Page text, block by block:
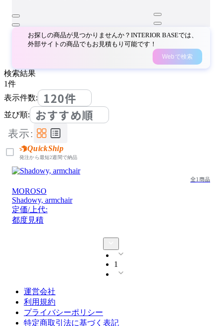
お探しの商品が見つかりませんか？INTERIOR BASEでは、
外部サイトの商品でもお見積もり可能です！
Webで検索
検索結果
1件
表示件数:
120件
並び順: おすすめ順
表示:
QuickShip
発注から最短2週間で納品
全1商品
MOROSO
Shadowy, armchair
定価/上代:
都度見積
1
運営会社
利用規約
プライバシーポリシー
特定商取引法に基づく表記